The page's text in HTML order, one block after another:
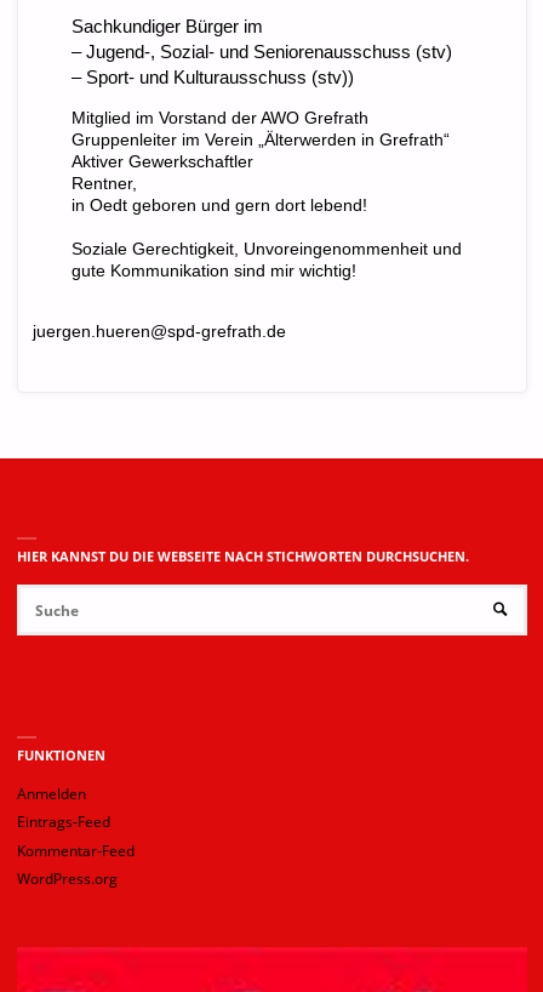
Sachkundiger Bürger im
– Jugend-, Sozial- und Seniorenausschuss (stv)
– Sport- und Kulturausschuss (stv))
Mitglied im Vorstand der AWO Grefrath
Gruppenleiter im Verein „Älterwerden in Grefrath“
Aktiver Gewerkschaftler
Rentner,
in Oedt geboren und gern dort lebend!
Soziale Gerechtigkeit, Unvoreingenommenheit und
gute Kommunikation sind mir wichtig!
juergen.hueren@spd-grefrath.de
HIER KANNST DU DIE WEBSEITE NACH STICHWORTEN DURCHSUCHEN.
SUCHE
FUNKTIONEN
Anmelden
Eintrags-Feed
Kommentar-Feed
WordPress.org